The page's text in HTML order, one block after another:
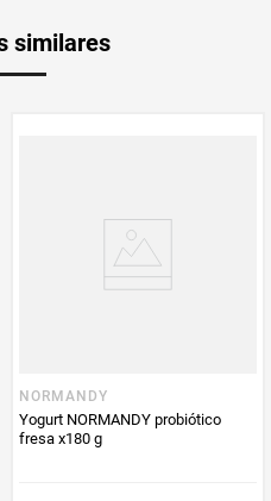
similares
NORMANDY
Yogurt NORMANDY probiótico
fresa x180 g